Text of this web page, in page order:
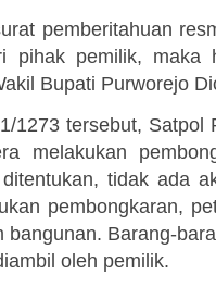
pemberitahuan
pihak pemilik, maka
Bupati Purworejo
1273 tersebut,
melakukan
tidak ada
pembongkaran,
Barang-
oleh pemilik.